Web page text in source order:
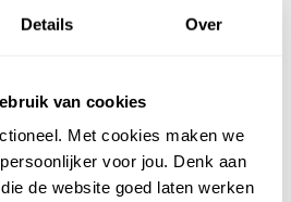
Details Over
van cookies
Met cookies maken we
voor jou. Denk aan
de website goed laten werken